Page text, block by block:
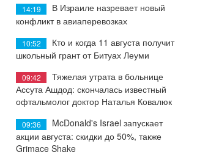
14:19
В Израиле назревает новый
конфликт в авиаперевозках
10:52
Кто и когда 11 августа получит
школьный грант от Битуах Леуми
09:42
Тяжелая утрата в больнице
Ассута Ашдод: скончалась известный
офтальмолог доктор Наталья Ковалюк
09:36
McDonald's Israel запускает
акции августа: скидки до 50%, также
Grimace Shake